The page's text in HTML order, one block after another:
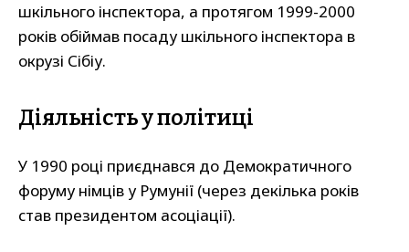
шкільного інспектора, а протягом 1999-2000
років обіймав посаду шкільного інспектора в
окрузі Сібіу.
Діяльність у політиці
У 1990 році приєднався до Демократичного
форуму німців у Румунії (через декілька років
став президентом асоціації).